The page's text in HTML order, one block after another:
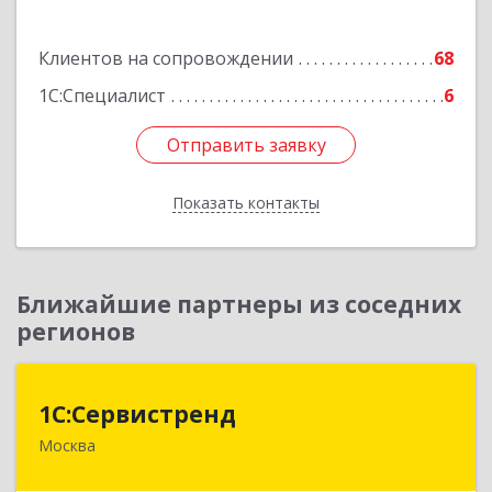
Клиентов на сопровождении
68
1С:Специалист
6
Отправить заявку
Показать контакты
Отправить заявку
Назад
Ближайшие партнеры из соседних
регионов
1С:Сервистренд
Москва
107023, Москва г, Семёновский пер, дом № 15,